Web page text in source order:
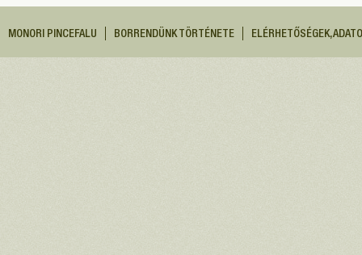
MONORI PINCEFALU BORRENDÜNK TÖRTÉNETE ELÉRHETŐSÉGEK,